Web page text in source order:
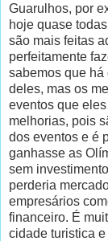
Guarulhos, por
hoje quase
são mais feitas
perfeitamente
sabemos que
deles, mas os
eventos que
melhorias, pois
dos eventos e é
ganhasse as
sem
perderia
empresários
financeiro. É
cidade turistica